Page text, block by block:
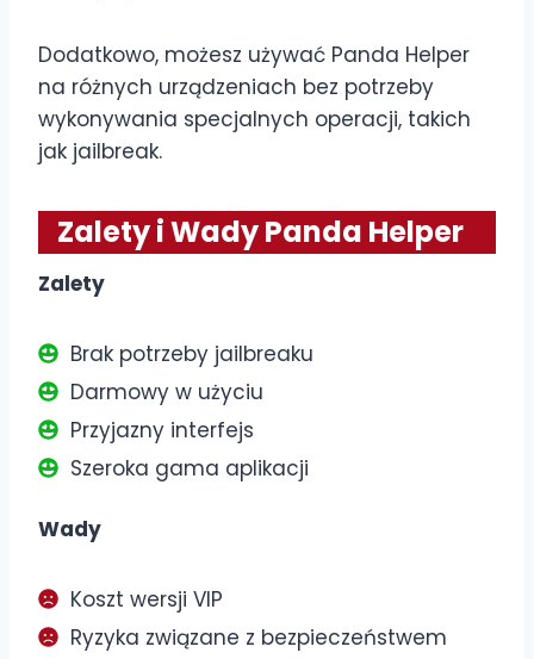
Dodatkowo, możesz używać Panda Helper
na różnych urządzeniach bez potrzeby
wykonywania specjalnych operacji, takich
jak jailbreak.
Zalety i Wady Panda Helper
Zalety
Brak potrzeby jailbreaku
Darmowy w użyciu
Przyjazny interfejs
Szeroka gama aplikacji
Wady
Koszt wersji VIP
Ryzyka związane z bezpieczeństwem